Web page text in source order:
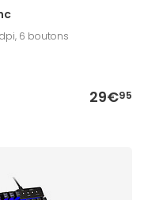
6 boutons
29€95